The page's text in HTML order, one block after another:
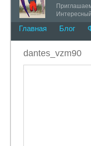
Главная Блог
dantes_vzm90